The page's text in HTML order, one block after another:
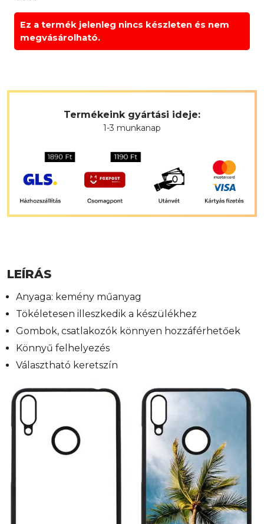
Ez a termék jelenleg nincs készleten és nem
megvásárolható.
Termékeink gyártási ideje:
1-3 munkanap
LEÍRÁS
Anyaga: kemény műanyag
Tökéletesen illeszkedik a készülékhez
Gombok, csatlakozók könnyen hozzáférhetőek
Könnyű felhelyezés
Választható keretszín